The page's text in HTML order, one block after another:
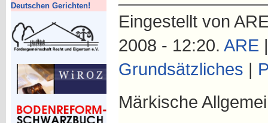
Deutschen Gerichten!
Eingestellt von
2008 - 12:20. ARE
Grundsätzliches |
Märkische